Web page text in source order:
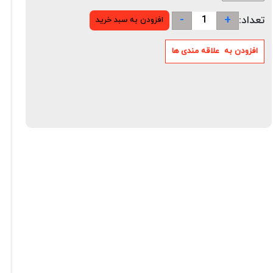
تعداد: +
-